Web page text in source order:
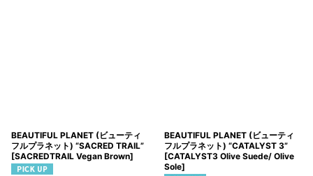
BEAUTIFUL PLANET (ビューティ
フルプラネット) “SACRED TRAIL”
[SACREDTRAIL Vegan Brown]
BEAUTIFUL PLANET (ビューティ
フルプラネット) “CATALYST 3”
[CATALYST3 Olive Suede/ Olive
Sole]